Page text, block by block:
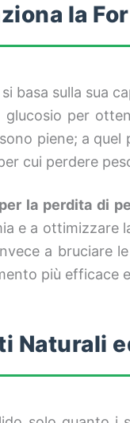
la
si basa sulla sua
per
piene; a
cui perdere
la perdita di
e a ottimizzare
a bruciare
più efficace
Naturali